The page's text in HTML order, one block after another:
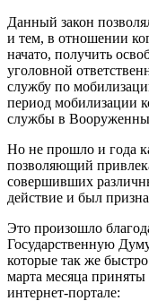
Данный закон
и тем, в отношении
начато, получить
уголовной
службу по
период мобилизации
службы в
Но не прошло и года
позволяющий
совершивших
действие и был
Это произошло
Государственную
которые так же
марта месяца
интернет-портале: